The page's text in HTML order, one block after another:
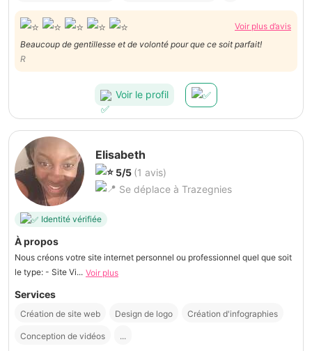
Voir plus d’avis
Beaucoup de gentillesse et de volonté pour que ce soit parfait!
R
Voir le profil
Elisabeth
5/5 (1 avis)
Se déplace à Trazegnies
Identité vérifiée
À propos
Nous créons votre site internet personnel ou professionnel quel que soit
le type: - Site Vi... Voir plus
Services
Création de site web Design de logo Création d'infographies
Conception de vidéos ...